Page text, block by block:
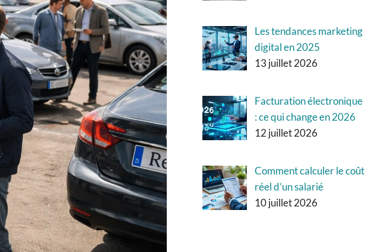
Les tendances marketing
digital en 2025
13 juillet 2026
Facturation électronique
: ce qui change en 2026
12 juillet 2026
Comment calculer le coût
réel d’un salarié
10 juillet 2026